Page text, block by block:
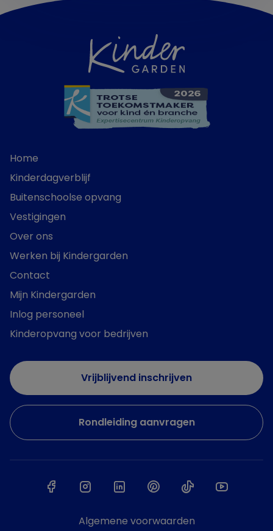
Home
Kinderdagverblijf
Buitenschoolse opvang
Vestigingen
Over ons
Werken bij Kindergarden
Contact
Mijn Kindergarden
Inlog personeel
Kinderopvang voor bedrijven
Vrijblijvend inschrijven
Rondleiding aanvragen
Algemene voorwaarden